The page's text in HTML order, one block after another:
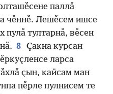
паллӑ
чӗннӗ. Лешӗсем ишсе
пулӑ тултарнӑ, вӗсен
8 Ҫакна курсан
ларса
ҫын, кайсам ман
пӗрле пулнисем те